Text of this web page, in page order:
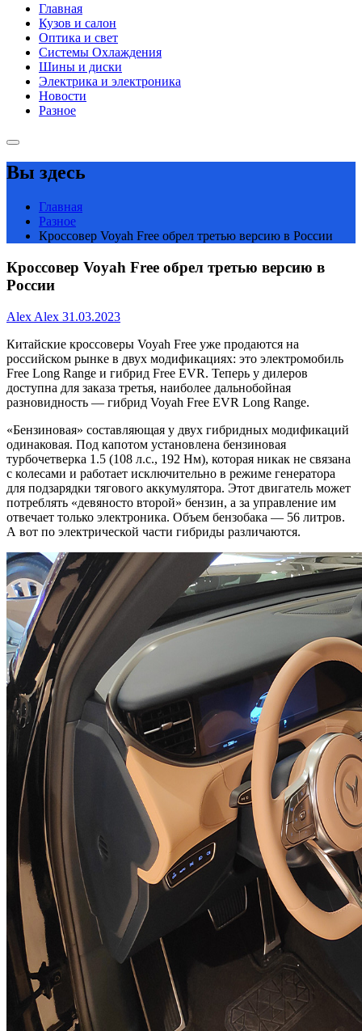
Главная
Кузов и салон
Оптика и свет
Системы Охлаждения
Шины и диски
Электрика и электроника
Новости
Разное
Вы здесь
Главная
Разное
Кроссовер Voyah Free обрел третью версию в России
Кроссовер Voyah Free обрел третью версию в
России
Alex Alex 31.03.2023
Китайские кроссоверы Voyah Free уже продаются на
российском рынке в двух модификациях: это электромобиль
Free Long Range и гибрид Free EVR. Теперь у дилеров
доступна для заказа третья, наиболее дальнобойная
разновидность — гибрид Voyah Free EVR Long Range.
«Бензиновая» составляющая у двух гибридных модификаций
одинаковая. Под капотом установлена бензиновая
турбочетверка 1.5 (108 л.с., 192 Нм), которая никак не связана
с колесами и работает исключительно в режиме генератора
для подзарядки тягового аккумулятора. Этот двигатель может
потреблять «девяносто второй» бензин, а за управление им
отвечает только электроника. Объем бензобака — 56 литров.
А вот по электрической части гибриды различаются.